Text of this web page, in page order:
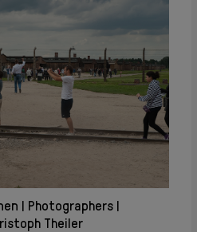
Photographers
Theiler